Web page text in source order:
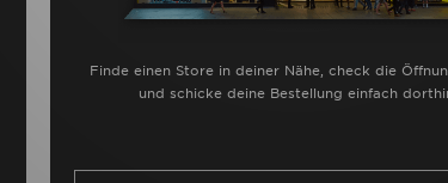
Finde einen Store in deiner Nähe, check die
und schicke deine Bestellung einfach